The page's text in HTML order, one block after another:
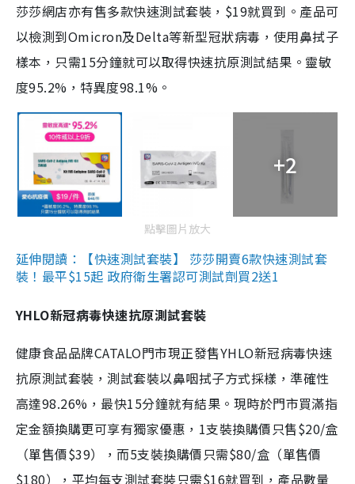
莎莎網店亦有售多款快速測試套裝，$19就買到。產品可
以檢測到Omicron及Delta等新型冠狀病毒，使用鼻拭子
樣本，只需15分鐘就可以取得快速抗原測試結果。靈敏
度95.2%，特異度98.1%。
+2
點擊圖片放大
延伸閱讀：【快速測試套裝】 莎莎開賣6款快速測試套
裝！最平$15起 政府衛生署認可測試劑買2送1
YHLO新冠病毒快速抗原測試套裝
健康食品品牌CATALO門市現正發售YHLO新冠病毒快速
抗原測試套裝，測試套裝以鼻咽拭子方式採樣，準確性
高達98.26%，最快15分鐘就有結果。現時於門市買滿指
定金額換購更可享有獨家優惠，1支裝換購價只售$20/盒
（單售價$39），而5支裝換購價只需$80/盒（單售價
$180），平均每支測試套裝只需$16就買到，產品數量